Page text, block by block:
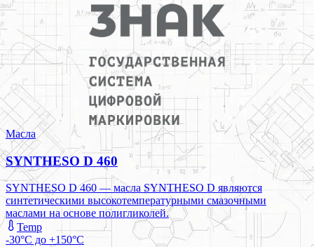
Масла
SYNTHESO D 460
SYNTHESO D 460 — масла SYNTHESO D являются
синтетическими высокотемпературными смазочными
маслами на основе полигликолей.
Temp
-30°C до +150°C